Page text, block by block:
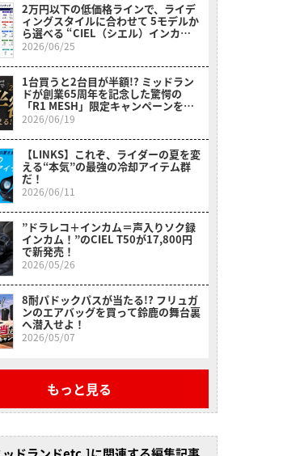
2万円以下の低価格ラインで、ライデ
ィングスタイルに合わせて 5モデルか
ら選べる “CIEL（シエル）インカム
ガイド”
2026/06/25
1台買うと2台目が半額!? ミッドラン
ドが創業65周年を記念した驚愕の
「R1 MESH」限定キャンペーンをス
タート！
2026/06/19
【LINKS】これぞ、ライダーの夏を変
える“本気”の最強の冷却アイテム群
だ！
2026/06/11
”ドラレコ＋インカム＝声入りソク録
インカム！”のCIEL T50が17,800円
で新発売！
2026/05/26
8耐パドックパスが当たる!? フリュガ
ンのエアバッグを買って鈴鹿の舞台裏
へ潜入せよ！
2026/05/07
もっと見る